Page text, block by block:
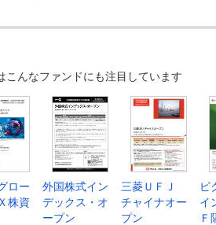
こんなファンドにも注目しています
ロー
株資
外国株式イン
デックス・オ
ープン
三菱ＵＦＪ
チャイナオー
プン
ピ
イ
Ｆ